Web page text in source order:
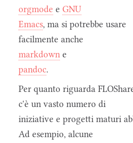
orgmode eGNU
Emacs, ma si potrebbe usare
facilmente anche
markdown e
pandoc.
Per quanto riguarda
c'è un vasto numero di
iniziative e progetti maturi
Ad esempio, alcune